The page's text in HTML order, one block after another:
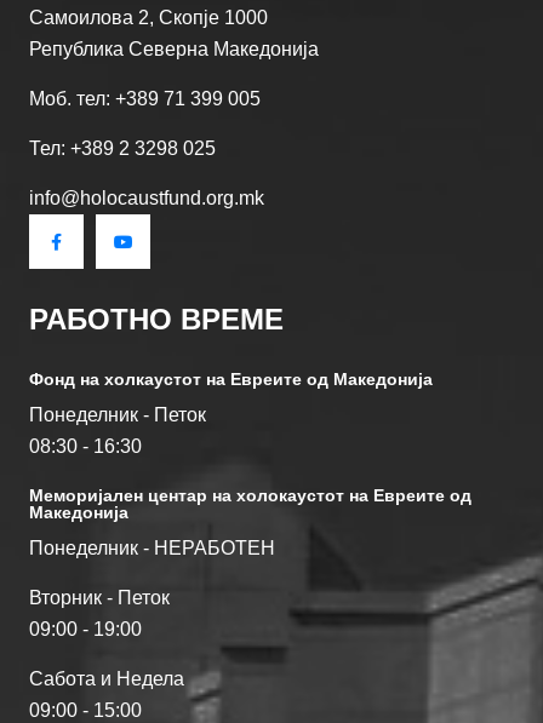
Самоилова 2, Скопје 1000
Република Северна Македонија
Моб. тел: +389 71 399 005
Тел: +389 2 3298 025
info@holocaustfund.org.mk
РАБОТНО ВРЕМЕ
Фонд на холкаустот на Евреите од Македониjа
Понеделник - Петок
08:30 - 16:30
Меморијален центар на холокаустот на Евреите од
Македонија
Понеделник - НЕРАБОТЕН
Вторник - Петок
09:00 - 19:00
Сабота и Недела
09:00 - 15:00